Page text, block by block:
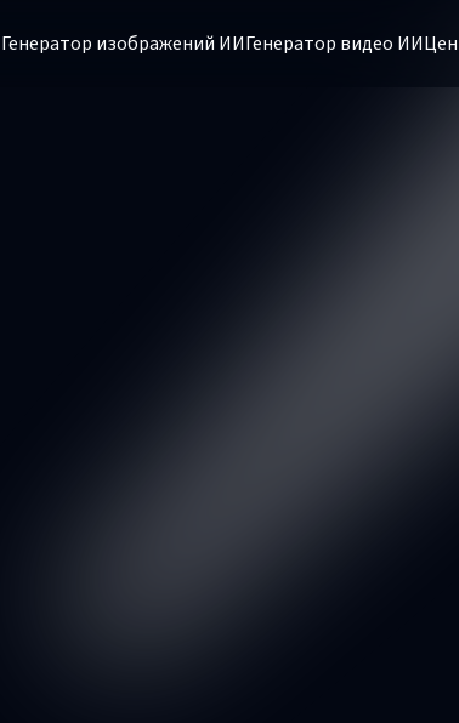
Генератор изображений ИИГенератор видео ИИ